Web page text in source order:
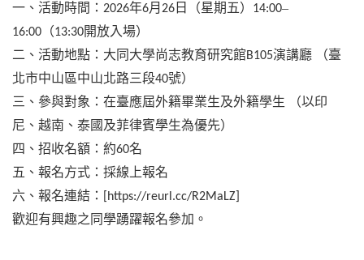
一、活動時間： 2026年6月 26 日（星期五） 14:00–
16:00 （13:30開放入場）
二、活動地點：大同大學尚志教育研究館B105演講廳
（臺
北市中山區中山北路三段40號）
三、參與對象：在臺應屆外籍畢業生及外籍學生
（以印
尼、越南、泰國及菲律賓學生為優先）
四、招收名額：約60名
五、報名方式：採線上報名
六、報名連結：
[https://reurl.cc/R2MaLZ]
歡迎有興趣之同學踴躍報名參加。